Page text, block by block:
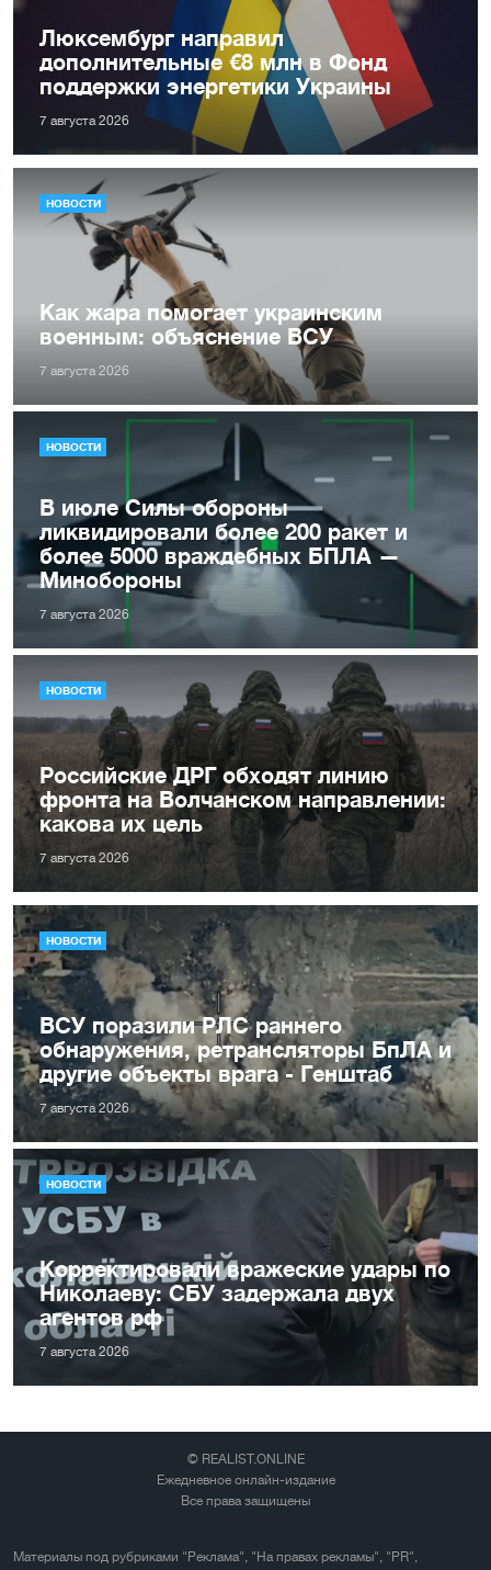
Люксембург направил
дополнительные €8 млн в Фонд
поддержки энергетики Украины
7 августа 2026
НОВОСТИ
Как жара помогает украинским
военным: объяснение ВСУ
7 августа 2026
НОВОСТИ
В июле Силы обороны
ликвидировали более 200 ракет и
более 5000 враждебных БПЛА —
Минобороны
7 августа 2026
НОВОСТИ
Российские ДРГ обходят линию
фронта на Волчанском направлении:
какова их цель
7 августа 2026
НОВОСТИ
ВСУ поразили РЛС раннего
обнаружения, ретрансляторы БпЛА и
другие объекты врага - Генштаб
7 августа 2026
НОВОСТИ
Корректировали вражеские удары по
Николаеву: СБУ задержала двух
агентов рф
7 августа 2026
© REALIST.ONLINE
Ежедневное онлайн-издание
Все права защищены
Материалы под рубриками "Реклама", "На правах рекламы", "PR",